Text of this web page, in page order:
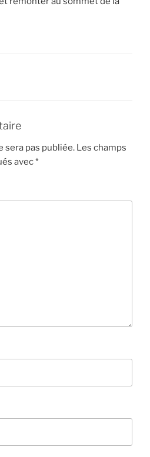
sera pas publiée. Les champs
avec*